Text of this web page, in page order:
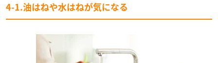
4-1.油はねや水はねが気になる